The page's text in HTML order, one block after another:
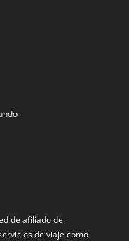
de afiliado de
de viaje como